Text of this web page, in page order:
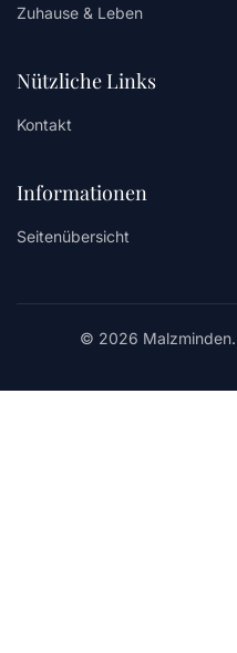
Zuhause & Leben
Nützliche Links
Kontakt
Informationen
Seitenübersicht
© 2026